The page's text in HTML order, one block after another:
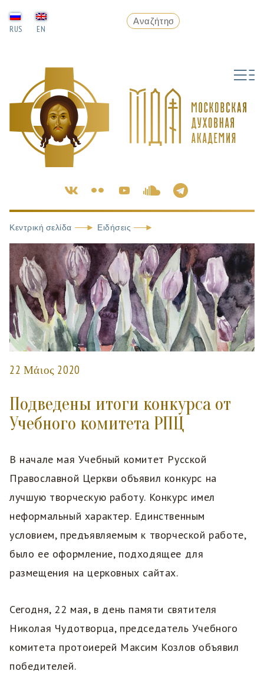
RUS EN
Κεντρική σελίδα Ειδήσεις
22 Μάιος 2020
Подведены итоги конкурса от
Учебного комитета РПЦ
В начале мая Учебный комитет Русской
Православной Церкви объявил конкурс на
лучшую творческую работу. Конкурс имел
неформальный характер. Единственным
условием, предъявляемым к творческой работе,
было ее оформление, подходящее для
размещения на церковных сайтах.
Сегодня, 22 мая, в день памяти святителя
Николая Чудотворца, председатель Учебного
комитета протоиерей Максим Козлов объявил
победителей.